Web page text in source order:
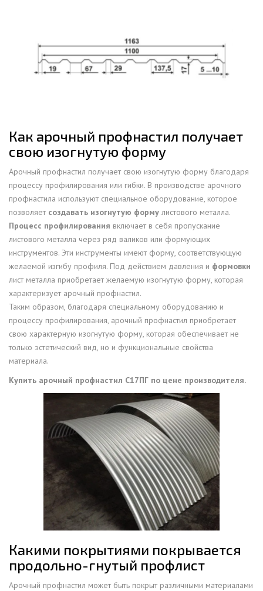
Как арочный профнастил получает
свою изогнутую форму
Арочный профнастил получает свою изогнутую форму благодаря
процессу профилирования или гибки. В производстве арочного
профнастила используют специальное оборудование, которое
позволяет создавать изогнутую форму листового металла.
Процесс профилирования включает в себя пропускание
листового металла через ряд валиков или формующих
инструментов. Эти инструменты имеют форму, соответствующую
желаемой изгибу профиля. Под действием давления и формовки
лист металла приобретает желаемую изогнутую форму, которая
характеризует арочный профнастил.
Таким образом, благодаря специальному оборудованию и
процессу профилирования, арочный профнастил приобретает
свою характерную изогнутую форму, которая обеспечивает не
только эстетический вид, но и функциональные свойства
материала.
Купить арочный профнастил С17ПГ по цене производителя.
Какими покрытиями покрывается
продольно-гнутый профлист
Арочный профнастил может быть покрыт различными материалами